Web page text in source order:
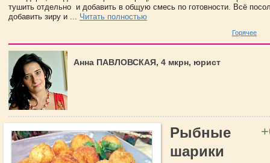
тушить отдельно и добавить в общую смесь по готовности. Всё
добавить зиру и ... Читать полностью
Горячее
Анна ПАВЛОВСКАЯ, 4 мкрн, юрист
Рыбные
шарики